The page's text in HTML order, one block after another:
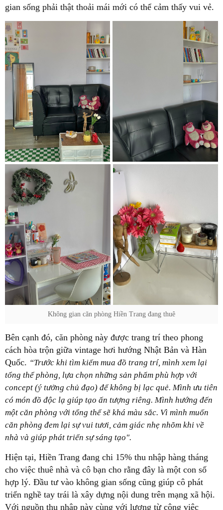
gian sống phải thật thoải mái mới có thể cảm thấy vui vẻ.
Không gian căn phòng Hiền Trang đang thuê
Bên cạnh đó, căn phòng này được trang trí theo phong
cách hòa trộn giữa vintage hơi hướng Nhật Bản và Hàn
Quốc. “Trước khi tìm kiếm mua đồ trang trí, mình xem lại
tổng thể phòng, lựa chọn những sản phẩm phù hợp với
concept (ý tưởng chủ đạo) để không bị lạc quẻ. Mình ưu tiên
có món đồ độc lạ giúp tạo ấn tượng riêng. Mình hướng đến
một căn phòng với tổng thể sẽ khá màu sắc. Vì mình muốn
căn phòng đem lại sự vui tươi, cảm giác nhẹ nhõm khi về
nhà và giúp phát triển sự sáng tạo".
Hiện tại, Hiền Trang đang chi 15% thu nhập hàng tháng
cho việc thuê nhà và cô bạn cho rằng đây là một con số
hợp lý. Đầu tư vào không gian sống cũng giúp cô phát
triển nghề tay trái là xây dựng nội dung trên mạng xã hội.
Với nguồn thu nhập này cùng với lương từ công việc